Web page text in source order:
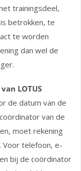
trainingsdeel,
betrokken, te
te worden
dan wel de
LOTUS
de datum van de
van de
moet rekening
Voor telefoon, e-
bij de coördinator